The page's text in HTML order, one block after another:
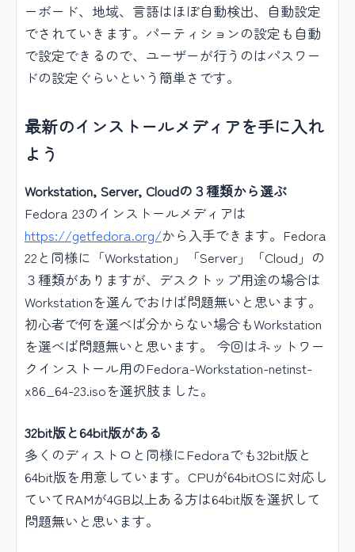
ーボード、地域、言語はほぼ自動検出、自動設定
でされていきます。パーティションの設定も自動
で設定できるので、ユーザーが行うのはパスワー
ドの設定ぐらいという簡単さです。
最新のインストールメディアを手に入れ
よう
Workstation, Server, Cloudの３種類から選ぶ
Fedora 23のインストールメディアは
https://getfedora.org/から入手できます。Fedora
22と同様に「Workstation」「Server」「Cloud」の
３種類がありますが、デスクトップ用途の場合は
Workstationを選んでおけば問題無いと思います。
初心者で何を選べば分からない場合もWorkstation
を選べば問題無いと思います。 今回はネットワー
クインストール用のFedora-Workstation-netinst-
x86_64-23.isoを選択肢ました。
32bit版と64bit版がある
多くのディストロと同様にFedoraでも32bit版と
64bit版を用意しています。CPUが64bitOSに対応し
ていてRAMが4GB以上ある方は64bit版を選択して
問題無いと思います。